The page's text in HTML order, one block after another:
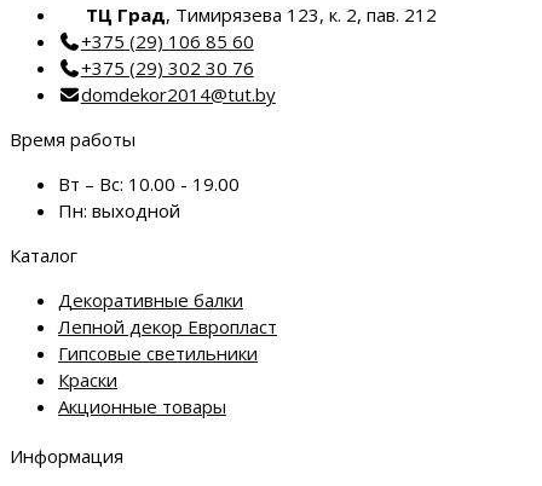
ТЦ Град, Тимирязева 123, к. 2, пав. 212
+375 (29) 106 85 60
+375 (29) 302 30 76
domdekor2014@tut.by
Время работы
Вт – Вс: 10.00 - 19.00
Пн: выходной
Каталог
Декоративные балки
Лепной декор Европласт
Гипсовые светильники
Краски
Акционные товары
Информация